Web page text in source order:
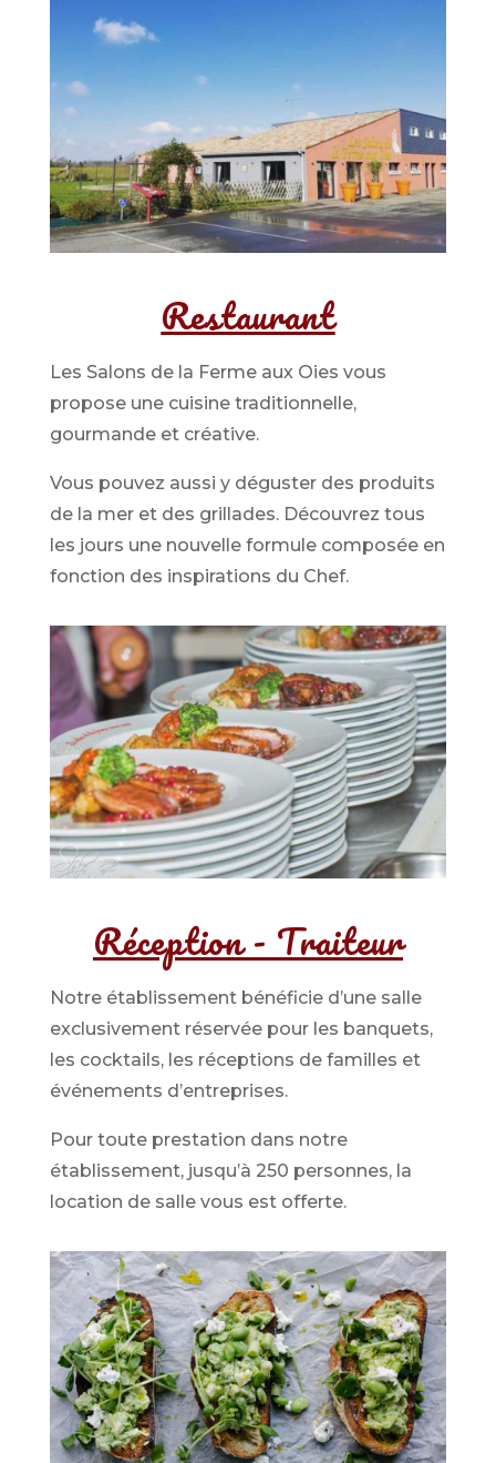
Restaurant
Les Salons de la Ferme aux Oies vous
propose une cuisine traditionnelle,
gourmande et créative.
Vous pouvez aussi y déguster des produits
de la mer et des grillades. Découvrez tous
les jours une nouvelle formule composée en
fonction des inspirations du Chef.
Réception - Traiteur
Notre établissement bénéficie d’une salle
exclusivement réservée pour les banquets,
les cocktails, les réceptions de familles et
événements d’entreprises.
Pour toute prestation dans notre
établissement, jusqu’à 250 personnes, la
location de salle vous est offerte.